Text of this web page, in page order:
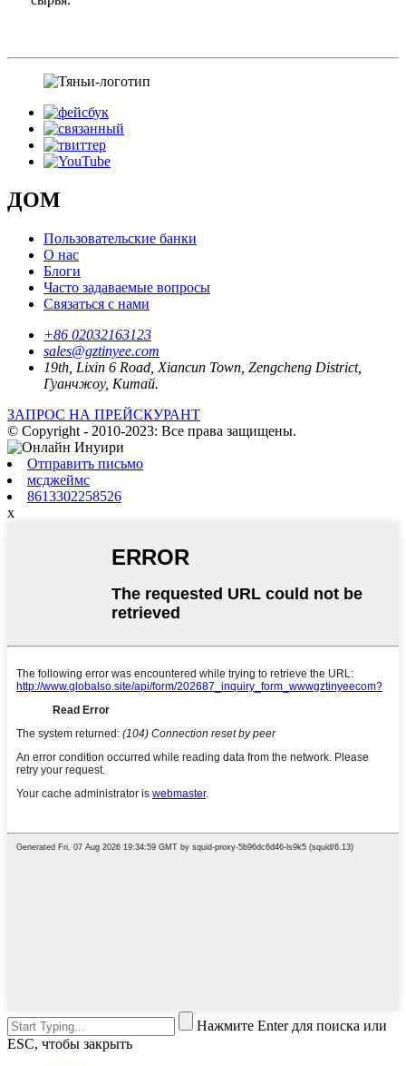
ДОМ
Пользовательские банки
О нас
Блоги
Часто задаваемые вопросы
Связаться с нами
+86 02032163123
sales@gztinyee.com
19th, Lixin 6 Road, Xiancun Town, Zengcheng District,
Гуанчжоу, Китай.
ЗАПРОС НА ПРЕЙСКУРАНТ
© Copyright - 2010-2023: Все права защищены.
Отправить письмо
мсджеймс
8613302258526
x
Нажмите Enter для поиска или
ESC, чтобы закрыть